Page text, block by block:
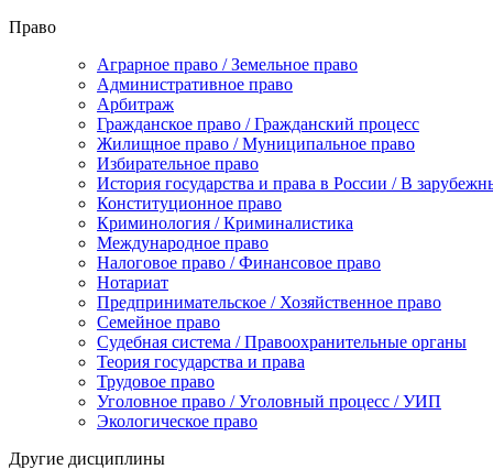
Право
Аграрное право / Земельное право
Административное право
Арбитраж
Гражданское право / Гражданский процесс
Жилищное право / Муниципальное право
Избирательное право
История государства и права в России / В
Конституционное право
Криминология / Криминалистика
Международное право
Налоговое право / Финансовое право
Нотариат
Предпринимательское / Хозяйственное право
Семейное право
Судебная система / Правоохранительные органы
Теория государства и права
Трудовое право
Уголовное право / Уголовный процесс / УИП
Экологическое право
Другие дисциплины